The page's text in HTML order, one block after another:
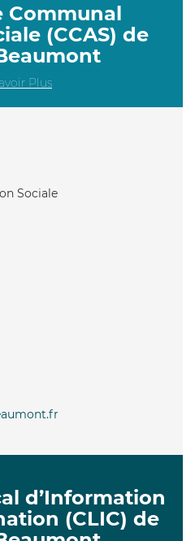
Communal
(CCAS) de
Plus
Sociale
d’Information
(CLIC) de